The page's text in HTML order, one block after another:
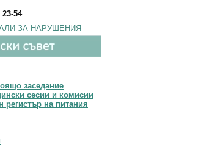
23-54
ЗА НАРУШЕНИЯ
заседание
сесии и комисии
регистър на питания